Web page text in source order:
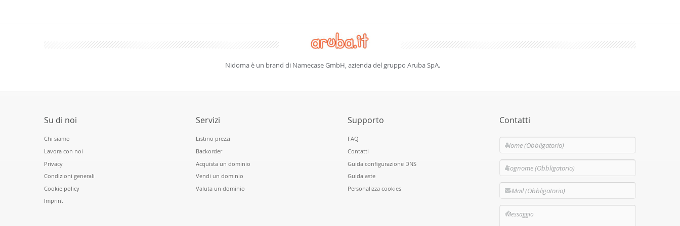
Nidoma è un brand di Namecase GmbH, azienda del gruppo Aruba SpA.
Su di noi
Chi siamo
Lavora con noi
Privacy
Condizioni generali
Cookie policy
Imprint
Servizi
Listino prezzi
Backorder
Acquista un dominio
Vendi un dominio
Valuta un dominio
Supporto
FAQ
Contatti
Guida configurazione DNS
Guida aste
Personalizza cookies
Contatti